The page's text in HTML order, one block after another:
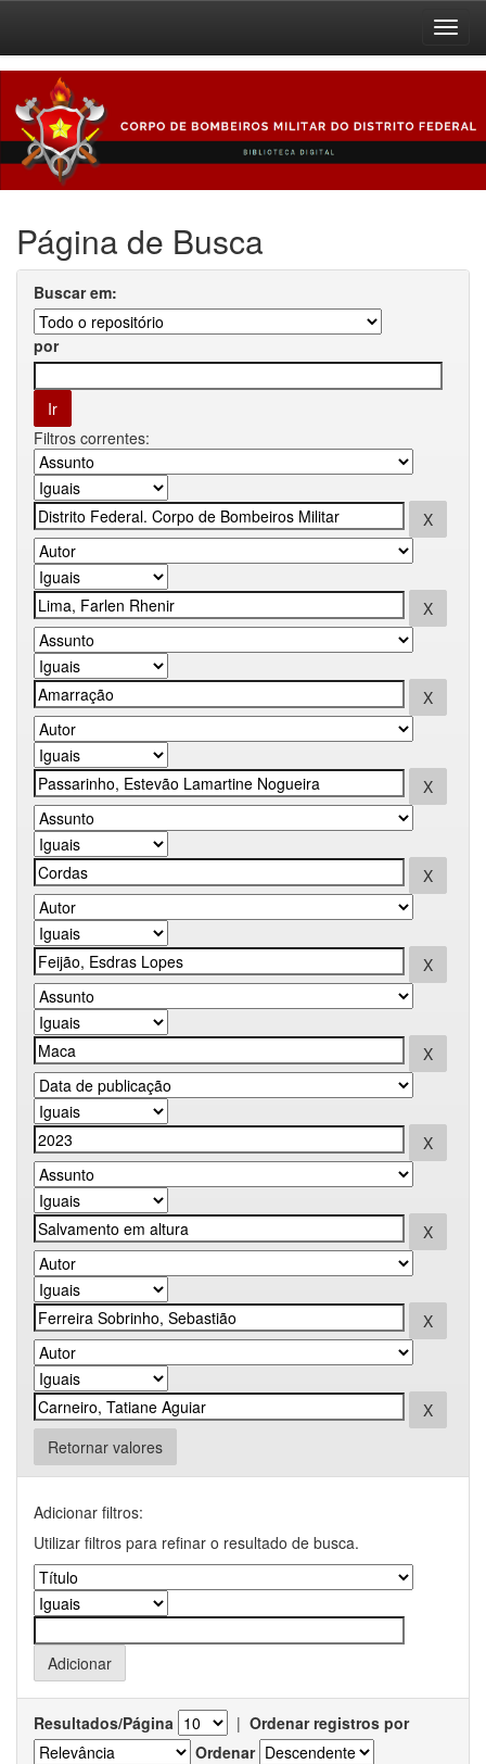
navigation
Página de Busca
Buscar em:
por
Filtros correntes:
Retornar valores
Adicionar filtros:
Utilizar filtros para refinar o resultado de busca.
Resultados/Página | Ordenar registros por
Ordenar